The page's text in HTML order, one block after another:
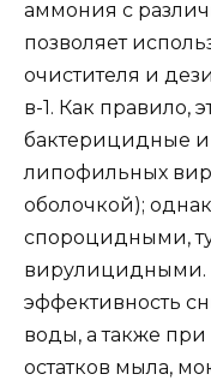
аммония с
позволяет
очистителя и
в-1. Как правило,
бактерицидные
липофильных
оболочкой);
спороцидными,
вирулицидными.
эффективность
воды, а также
остатков мыла,